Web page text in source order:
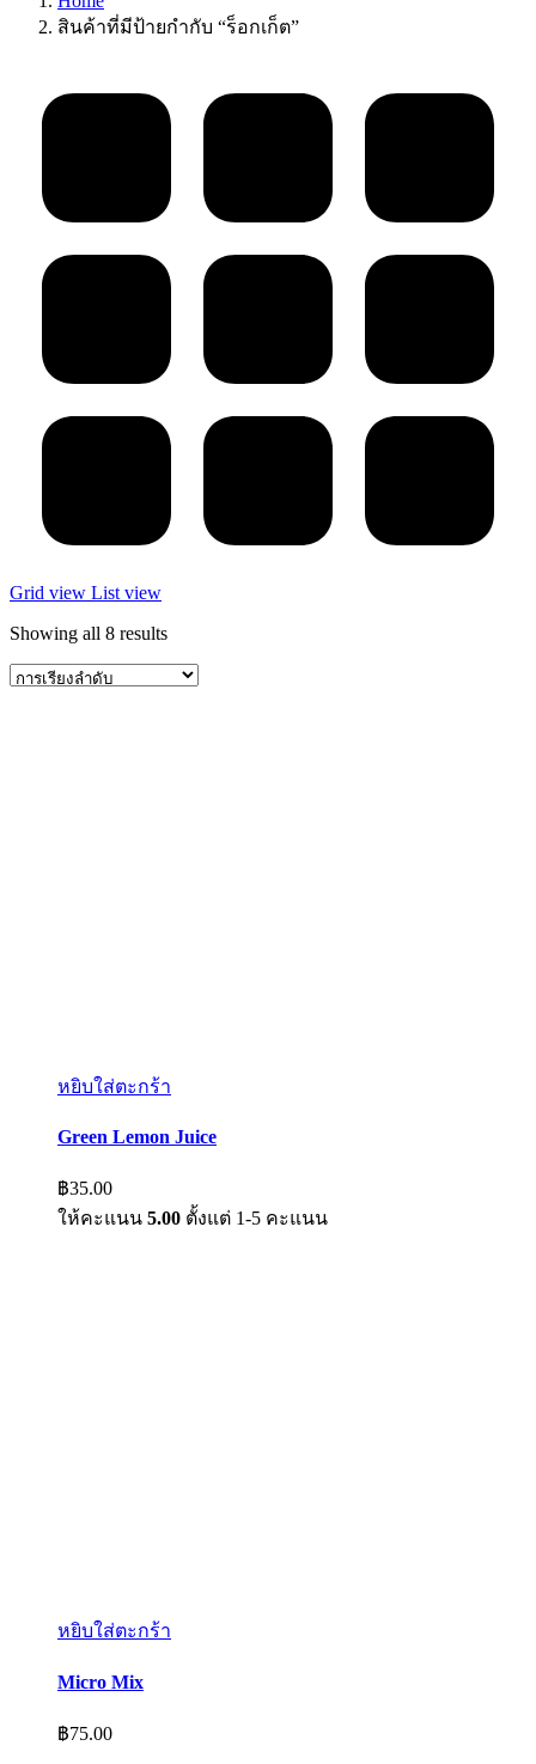
สินค้าที่มีป้ายกำกับ “ร็อกเก็ต”
Grid view List view
Showing all 8 results
หยิบใส่ตะกร้า
Green Lemon Juice
฿35.00
ให้คะแนน 5.00 ตั้งแต่ 1-5 คะแนน
หยิบใส่ตะกร้า
Micro Mix
฿75.00